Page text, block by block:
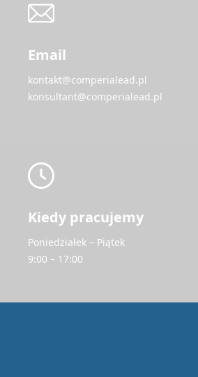
Email
kontakt@comperialead.pl
konsultant@comperialead.pl
Kiedy pracujemy
Poniedziałek – Piątek
9:00 – 17:00